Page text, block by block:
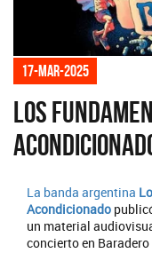
17-mar-2025
Los
La banda argentina
Acondicionado
un material
concierto en